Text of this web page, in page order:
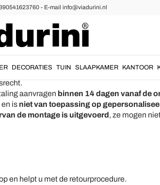
- E-mail info@viadurini.nl
DECORATIES TUIN SLAAPKAMER KANTOOR
aanvragen binnen 14 dagen vanaf de
en is niet van toepassing op
de montage is uitgevoerd, ze mogen
en helpt u met de retourprocedure.